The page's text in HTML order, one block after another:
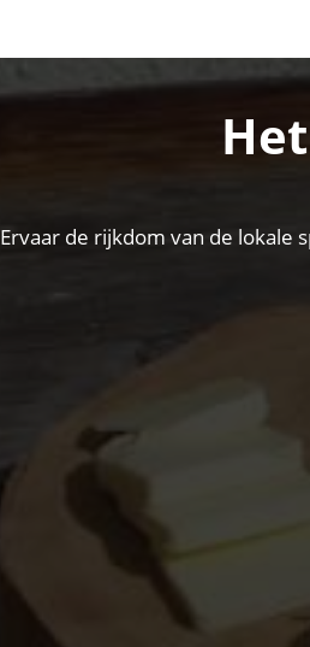
Ervaar de rijkdom van de lokale